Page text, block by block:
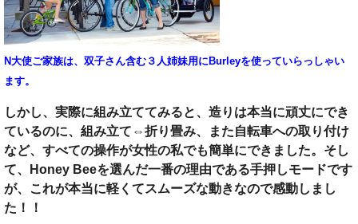
N大使ご家族は、双子さん含む３人姉妹用にBurleyを使っていらっしゃい
ます。
しかし、実際に組み立ててみると、造りは本当に頑丈にでき
ているのに、組み立て⇔折り畳み、また自転車への取り付け
など、すべての操作が女性の私でも簡単にできました。そし
て、Honey Beeを選んだ一番の理由である手押しモードです
が、これが本当に軽くてスムーズな動きなので感動しまし
た！！